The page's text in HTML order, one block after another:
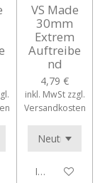
VS Made
30mm
Extrem
Auftreibe
nd
4,79 €
inkl. MwSt zzgl.
Versandkosten
In den